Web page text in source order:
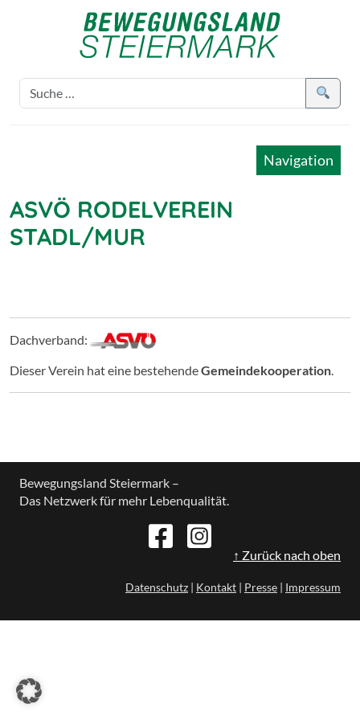
Navigation
ASVÖ RODELVEREIN
STADL/MUR
Dachverband:
Dieser Verein hat eine bestehendeGemeindekooperation
Bewegungsland Steiermark –
Das Netzwerk für mehr Lebenqualität.
↑ Zurück nach oben
Datenschutz | Kontakt | Presse | Impressum